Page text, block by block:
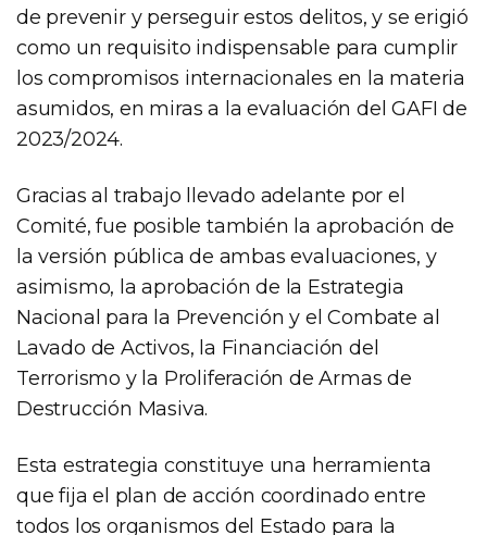
de prevenir y perseguir estos delitos, y se erigió
como un requisito indispensable para cumplir
los compromisos internacionales en la materia
asumidos, en miras a la evaluación del GAFI de
2023/2024.
Gracias al trabajo llevado adelante por el
Comité, fue posible también la aprobación de
la versión pública de ambas evaluaciones, y
asimismo, la aprobación de la Estrategia
Nacional para la Prevención y el Combate al
Lavado de Activos, la Financiación del
Terrorismo y la Proliferación de Armas de
Destrucción Masiva.
Esta estrategia constituye una herramienta
que fija el plan de acción coordinado entre
todos los organismos del Estado para la